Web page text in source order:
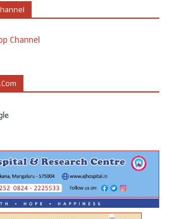
Channel